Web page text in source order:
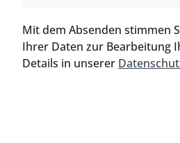
Mit dem Absenden stimmen
Ihrer Daten zur Bearbeitung
Details in unserer